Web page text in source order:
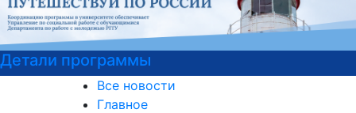
Детали программы
Все новости
Главное